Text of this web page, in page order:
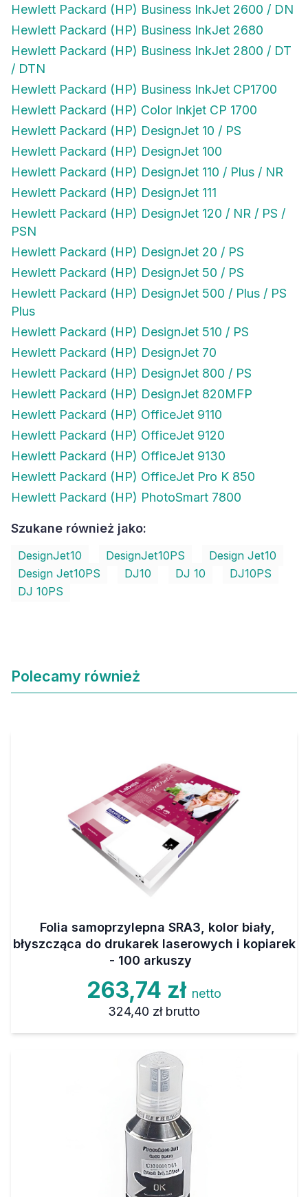
Hewlett Packard (HP) Business InkJet 2600 / DN
Hewlett Packard (HP) Business InkJet 2680
Hewlett Packard (HP) Business InkJet 2800 / DT
/ DTN
Hewlett Packard (HP) Business InkJet CP1700
Hewlett Packard (HP) Color Inkjet CP 1700
Hewlett Packard (HP) DesignJet 10 / PS
Hewlett Packard (HP) DesignJet 100
Hewlett Packard (HP) DesignJet 110 / Plus / NR
Hewlett Packard (HP) DesignJet 111
Hewlett Packard (HP) DesignJet 120 / NR / PS /
PSN
Hewlett Packard (HP) DesignJet 20 / PS
Hewlett Packard (HP) DesignJet 50 / PS
Hewlett Packard (HP) DesignJet 500 / Plus / PS
Plus
Hewlett Packard (HP) DesignJet 510 / PS
Hewlett Packard (HP) DesignJet 70
Hewlett Packard (HP) DesignJet 800 / PS
Hewlett Packard (HP) DesignJet 820MFP
Hewlett Packard (HP) OfficeJet 9110
Hewlett Packard (HP) OfficeJet 9120
Hewlett Packard (HP) OfficeJet 9130
Hewlett Packard (HP) OfficeJet Pro K 850
Hewlett Packard (HP) PhotoSmart 7800
Szukane również jako:
DesignJet10 DesignJet10PS
Design Jet10
Design Jet10PS
DJ10 DJ 10
DJ10PS
DJ 10PS
Polecamy również
Folia samoprzylepna SRA3, kolor biały,
błyszcząca do drukarek laserowych i kopiarek
- 100 arkuszy
263,74 zł netto
324,40 zł brutto